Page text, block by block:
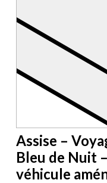
Assise –
Bleu de Nuit
véhicule